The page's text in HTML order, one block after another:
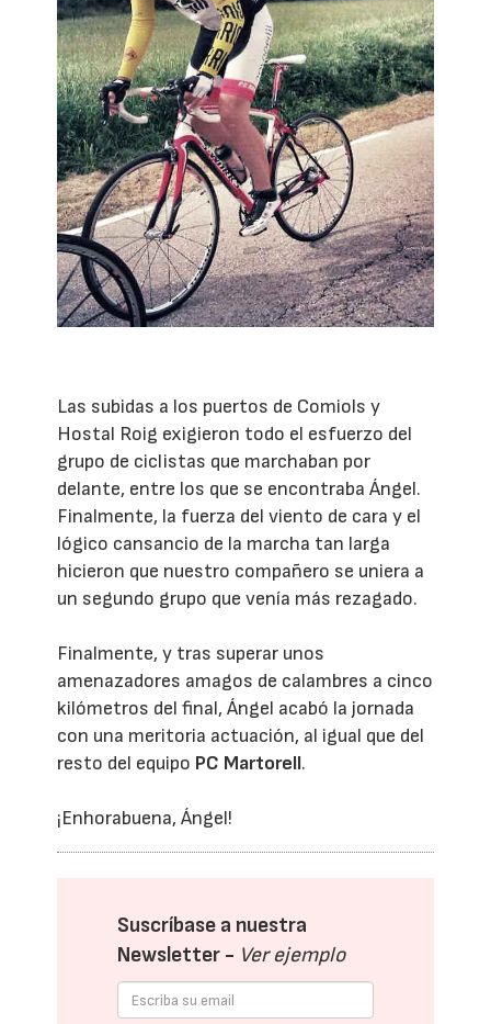
Las subidas a los puertos de Comiols y
Hostal Roig exigieron todo el esfuerzo del
grupo de ciclistas que marchaban por
delante, entre los que se encontraba Ángel.
Finalmente, la fuerza del viento de cara y el
lógico cansancio de la marcha tan larga
hicieron que nuestro compañero se uniera a
un segundo grupo que venía más rezagado.
Finalmente, y tras superar unos
amenazadores amagos de calambres a cinco
kilómetros del final, Ángel acabó la jornada
con una meritoria actuación, al igual que del
resto del equipo PC Martorell.
¡Enhorabuena, Ángel!
Suscríbase a nuestra
Newsletter - Ver ejemplo